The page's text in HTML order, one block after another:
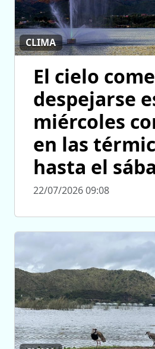
CLIMA
El cielo
despejarse
miércoles
en las
hasta el
22/07/2026 09:08